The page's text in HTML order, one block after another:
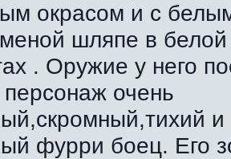
окрасом и с
шляпе в
. Оружие у него
персонаж очень
и
фурри боец. Его